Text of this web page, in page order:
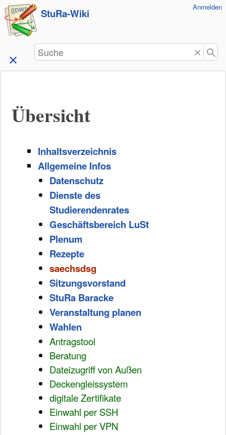
zum
Inhalt
springen
StuRa-Wiki Anmelden
Suche
Übersicht
Inhaltsverzeichnis
Allgemeine Infos
Datenschutz
Dienste des
Studierendenrates
Geschäftsbereich LuSt
Plenum
Rezepte
saechsdsg
Sitzungsvorstand
StuRa Baracke
Veranstaltung planen
Wahlen
Antragstool
Beratung
Dateizugriff von Außen
Deckengleissystem
digitale Zertifikate
Einwahl per SSH
Einwahl per VPN